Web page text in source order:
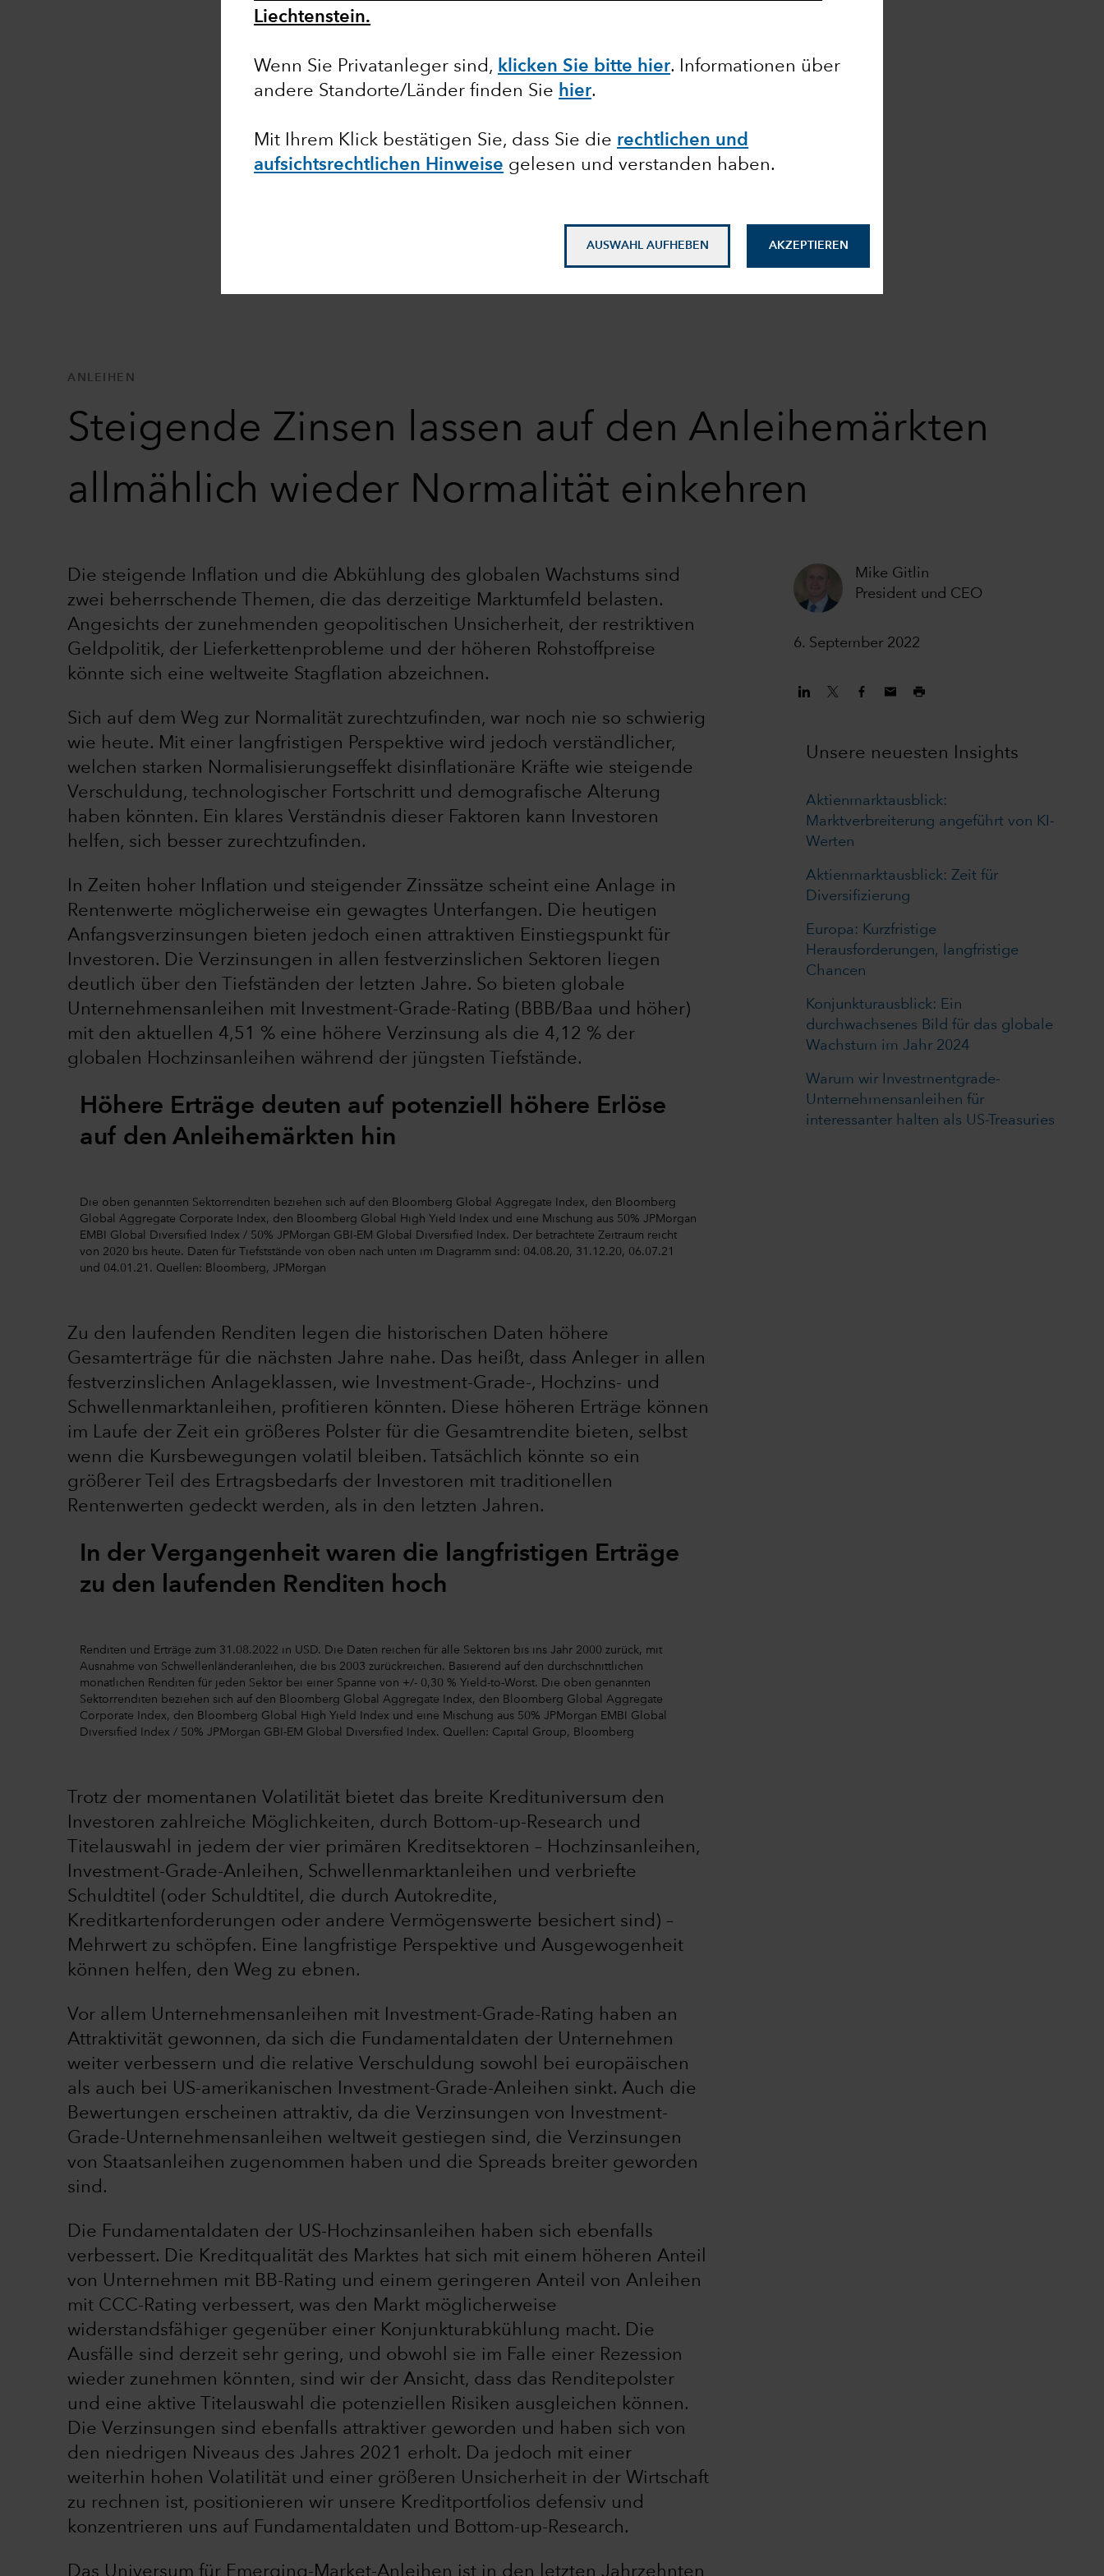
Liechtenstein.
Wenn Sie Privatanleger sind, klicken Sie bitte hier. Informationen über
andere Standorte/Länder finden Sie hier.
Mit Ihrem Klick bestätigen Sie, dass Sie die rechtlichen und
aufsichtsrechtlichen Hinweise gelesen und verstanden haben.
AUSWAHL AUFHEBEN AKZEPTIEREN
ANLEIHEN
Steigende Zinsen lassen auf den Anleihemärkten
allmählich wieder Normalität einkehren
Mike Gitlin
President und CEO
6. September 2022
Die steigende Inflation und die Abkühlung des globalen Wachstums sind
zwei beherrschende Themen, die das derzeitige Marktumfeld belasten.
Angesichts der zunehmenden geopolitischen Unsicherheit, der restriktiven
Geldpolitik, der Lieferkettenprobleme und der höheren Rohstoffpreise
könnte sich eine weltweite Stagflation abzeichnen.
Sich auf dem Weg zur Normalität zurechtzufinden, war noch nie so schwierig
wie heute. Mit einer langfristigen Perspektive wird jedoch verständlicher,
welchen starken Normalisierungseffekt disinflationäre Kräfte wie steigende
Verschuldung, technologischer Fortschritt und demografische Alterung
haben könnten. Ein klares Verständnis dieser Faktoren kann Investoren
helfen, sich besser zurechtzufinden.
In Zeiten hoher Inflation und steigender Zinssätze scheint eine Anlage in
Rentenwerte möglicherweise ein gewagtes Unterfangen. Die heutigen
Anfangsverzinsungen bieten jedoch einen attraktiven Einstiegspunkt für
Investoren. Die Verzinsungen in allen festverzinslichen Sektoren liegen
deutlich über den Tiefständen der letzten Jahre. So bieten globale
Unternehmensanleihen mit Investment-Grade-Rating (BBB/Baa und höher)
mit den aktuellen 4,51 % eine höhere Verzinsung als die 4,12 % der
globalen Hochzinsanleihen während der jüngsten Tiefstände.
Höhere Erträge deuten auf potenziell höhere Erlöse
auf den Anleihemärkten hin
Die oben genannten Sektorrenditen beziehen sich auf den Bloomberg Global Aggregate Index, den Bloomberg
Global Aggregate Corporate Index, den Bloomberg Global High Yield Index und eine Mischung aus 50% JPMorgan
EMBI Global Diversified Index / 50% JPMorgan GBI-EM Global Diversified Index. Der betrachtete Zeitraum reicht
von 2020 bis heute. Daten für Tiefststände von oben nach unten im Diagramm sind: 04.08.20, 31.12.20, 06.07.21
und 04.01.21. Quellen: Bloomberg, JPMorgan
Zu den laufenden Renditen legen die historischen Daten höhere
Gesamterträge für die nächsten Jahre nahe. Das heißt, dass Anleger in allen
festverzinslichen Anlageklassen, wie Investment-Grade-, Hochzins- und
Schwellenmarktanleihen, profitieren könnten. Diese höheren Erträge können
im Laufe der Zeit ein größeres Polster für die Gesamtrendite bieten, selbst
wenn die Kursbewegungen volatil bleiben. Tatsächlich könnte so ein
größerer Teil des Ertragsbedarfs der Investoren mit traditionellen
Rentenwerten gedeckt werden, als in den letzten Jahren.
In der Vergangenheit waren die langfristigen Erträge
zu den laufenden Renditen hoch
Renditen und Erträge zum 31.08.2022 in USD. Die Daten reichen für alle Sektoren bis ins Jahr 2000 zurück, mit
Ausnahme von Schwellenländeranleihen, die bis 2003 zurückreichen. Basierend auf den durchschnittlichen
monatlichen Renditen für jeden Sektor bei einer Spanne von +/- 0,30 % Yield-to-Worst. Die oben genannten
Sektorrenditen beziehen sich auf den Bloomberg Global Aggregate Index, den Bloomberg Global Aggregate
Corporate Index, den Bloomberg Global High Yield Index und eine Mischung aus 50% JPMorgan EMBI Global
Diversified Index / 50% JPMorgan GBI-EM Global Diversified Index. Quellen: Capital Group, Bloomberg
Trotz der momentanen Volatilität bietet das breite Kredituniversum den
Investoren zahlreiche Möglichkeiten, durch Bottom-up-Research und
Titelauswahl in jedem der vier primären Kreditsektoren – Hochzinsanleihen,
Investment-Grade-Anleihen, Schwellenmarktanleihen und verbriefte
Schuldtitel (oder Schuldtitel, die durch Autokredite,
Kreditkartenforderungen oder andere Vermögenswerte besichert sind) –
Mehrwert zu schöpfen. Eine langfristige Perspektive und Ausgewogenheit
können helfen, den Weg zu ebnen.
Vor allem Unternehmensanleihen mit Investment-Grade-Rating haben an
Attraktivität gewonnen, da sich die Fundamentaldaten der Unternehmen
weiter verbessern und die relative Verschuldung sowohl bei europäischen
als auch bei US-amerikanischen Investment-Grade-Anleihen sinkt. Auch die
Bewertungen erscheinen attraktiv, da die Verzinsungen von Investment-
Grade-Unternehmensanleihen weltweit gestiegen sind, die Verzinsungen
von Staatsanleihen zugenommen haben und die Spreads breiter geworden
sind.
Die Fundamentaldaten der US-Hochzinsanleihen haben sich ebenfalls
verbessert. Die Kreditqualität des Marktes hat sich mit einem höheren Anteil
von Unternehmen mit BB-Rating und einem geringeren Anteil von Anleihen
mit CCC-Rating verbessert, was den Markt möglicherweise
widerstandsfähiger gegenüber einer Konjunkturabkühlung macht. Die
Ausfälle sind derzeit sehr gering, und obwohl sie im Falle einer Rezession
wieder zunehmen könnten, sind wir der Ansicht, dass das Renditepolster
und eine aktive Titelauswahl die potenziellen Risiken ausgleichen können.
Die Verzinsungen sind ebenfalls attraktiver geworden und haben sich von
den niedrigen Niveaus des Jahres 2021 erholt. Da jedoch mit einer
weiterhin hohen Volatilität und einer größeren Unsicherheit in der Wirtschaft
zu rechnen ist, positionieren wir unsere Kreditportfolios defensiv und
konzentrieren uns auf Fundamentaldaten und Bottom-up-Research.
Das Universum für Emerging-Market-Anleihen ist in den letzten Jahrzehnten
Unsere neuesten Insights
Aktienmarktausblick:
Marktverbreiterung angeführt von KI-
Werten
Aktienmarktausblick: Zeit für
Diversifizierung
Europa: Kurzfristige
Herausforderungen, langfristige
Chancen
Konjunkturausblick: Ein
durchwachsenes Bild für das globale
Wachstum im Jahr 2024
Warum wir Investmentgrade-
Unternehmensanleihen für
interessanter halten als US-Treasuries